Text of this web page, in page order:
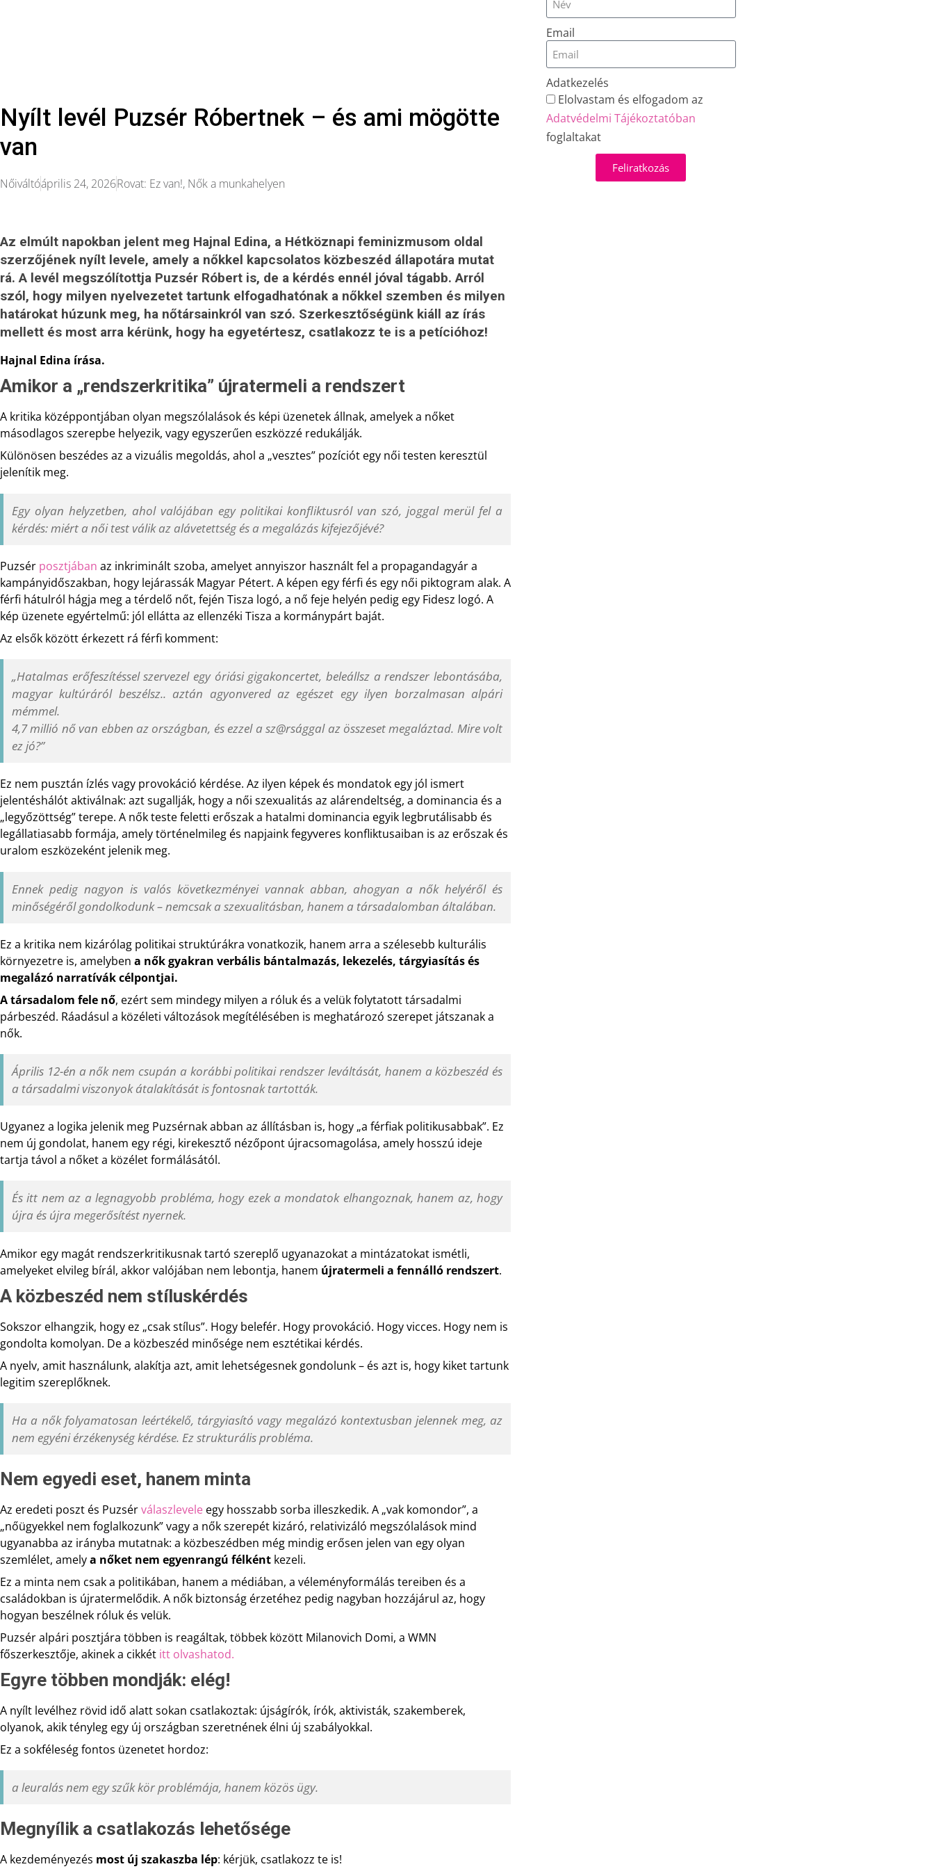
Nyílt levél Puzsér Róbertnek – és ami mögötte
van
Nőiváltóáprilis 24, 2026Rovat: Ez van!, Nők a munkahelyen
Az elmúlt napokban jelent meg Hajnal Edina, a Hétköznapi feminizmusom oldal
szerzőjének nyílt levele, amely a nőkkel kapcsolatos közbeszéd állapotára mutat
rá. A levél megszólítottja Puzsér Róbert is, de a kérdés ennél jóval tágabb. Arról
szól, hogy milyen nyelvezetet tartunk elfogadhatónak a nőkkel szemben és milyen
határokat húzunk meg, ha nőtársainkról van szó. Szerkesztőségünk kiáll az írás
mellett és most arra kérünk, hogy ha egyetértesz, csatlakozz te is a petícióhoz!
Hajnal Edina írása.
Amikor a „rendszerkritika” újratermeli a rendszert
A kritika középpontjában olyan megszólalások és képi üzenetek állnak, amelyek a nőket
másodlagos szerepbe helyezik, vagy egyszerűen eszközzé redukálják.
Különösen beszédes az a vizuális megoldás, ahol a „vesztes” pozíciót egy női testen keresztül
jelenítik meg.
Egy olyan helyzetben, ahol valójában egy politikai konfliktusról van szó, joggal merül fel a
kérdés: miért a női test válik az alávetettség és a megalázás kifejezőjévé?
Puzsér posztjában az inkriminált szoba, amelyet annyiszor használt fel a propagandagyár a
kampányidőszakban, hogy lejárassák Magyar Pétert. A képen egy férfi és egy női piktogram alak. A
férfi hátulról hágja meg a térdelő nőt, fején Tisza logó, a nő feje helyén pedig egy Fidesz logó. A
kép üzenete egyértelmű: jól ellátta az ellenzéki Tisza a kormánypárt baját.
Az elsők között érkezett rá férfi komment:
„Hatalmas erőfeszítéssel szervezel egy óriási gigakoncertet, beleállsz a rendszer lebontásába,
magyar kultúráról beszélsz.. aztán agyonvered az egészet egy ilyen borzalmasan alpári
mémmel.
4,7 millió nő van ebben az országban, és ezzel a sz@rsággal az összeset megaláztad. Mire volt
ez jó?”
Ez nem pusztán ízlés vagy provokáció kérdése. Az ilyen képek és mondatok egy jól ismert
jelentéshálót aktiválnak: azt sugallják, hogy a női szexualitás az alárendeltség, a dominancia és a
„legyőzöttség” terepe. A nők teste feletti erőszak a hatalmi dominancia egyik legbrutálisabb és
legállatiasabb formája, amely történelmileg és napjaink fegyveres konfliktusaiban is az erőszak és
uralom eszközeként jelenik meg.
Ennek pedig nagyon is valós következményei vannak abban, ahogyan a nők helyéről és
minőségéről gondolkodunk – nemcsak a szexualitásban, hanem a társadalomban általában.
Ez a kritika nem kizárólag politikai struktúrákra vonatkozik, hanem arra a szélesebb kulturális
környezetre is, amelyben a nők gyakran verbális bántalmazás, lekezelés, tárgyiasítás és
megalázó narratívák célpontjai.
A társadalom fele nő, ezért sem mindegy milyen a róluk és a velük folytatott társadalmi
párbeszéd. Ráadásul a közéleti változások megítélésében is meghatározó szerepet játszanak a
nők.
Április 12-én a nők nem csupán a korábbi politikai rendszer leváltását, hanem a közbeszéd és
a társadalmi viszonyok átalakítását is fontosnak tartották.
Ugyanez a logika jelenik meg Puzsérnak abban az állításban is, hogy „a férfiak politikusabbak”. Ez
nem új gondolat, hanem egy régi, kirekesztő nézőpont újracsomagolása, amely hosszú ideje
tartja távol a nőket a közélet formálásától.
És itt nem az a legnagyobb probléma, hogy ezek a mondatok elhangoznak, hanem az, hogy
újra és újra megerősítést nyernek.
Amikor egy magát rendszerkritikusnak tartó szereplő ugyanazokat a mintázatokat ismétli,
amelyeket elvileg bírál, akkor valójában nem lebontja, hanem újratermeli a fennálló rendszert.
A közbeszéd nem stíluskérdés
Sokszor elhangzik, hogy ez „csak stílus”. Hogy belefér. Hogy provokáció. Hogy vicces. Hogy nem is
gondolta komolyan. De a közbeszéd minősége nem esztétikai kérdés.
A nyelv, amit használunk, alakítja azt, amit lehetségesnek gondolunk – és azt is, hogy kiket tartunk
legitim szereplőknek.
Ha a nők folyamatosan leértékelő, tárgyiasító vagy megalázó kontextusban jelennek meg, az
nem egyéni érzékenység kérdése. Ez strukturális probléma.
Nem egyedi eset, hanem minta
Az eredeti poszt és Puzsérválaszlevele egy hosszabb sorba illeszkedik. A „vak komondor”, a
„nőügyekkel nem foglalkozunk” vagy a nők szerepét kizáró, relativizáló megszólalások mind
ugyanabba az irányba mutatnak: a közbeszédben még mindig erősen jelen van egy olyan
szemlélet, amelya nőket nem egyenrangú félként kezeli.
Ez a minta nem csak a politikában, hanem a médiában, a véleményformálás tereiben és a
családokban is újratermelődik. A nők biztonság érzetéhez pedig nagyban hozzájárul az, hogy
hogyan beszélnek róluk és velük.
Puzsér alpári posztjára többen is reagáltak, többek között Milanovich Domi, a WMN
főszerkesztője, akinek a cikkét itt olvashatod.
Egyre többen mondják: elég!
A nyílt levélhez rövid idő alatt sokan csatlakoztak: újságírók, írók, aktivisták, szakemberek,
olyanok, akik tényleg egy új országban szeretnének élni új szabályokkal.
Ez a sokféleség fontos üzenetet hordoz:
a leuralás nem egy szűk kör problémája, hanem közös ügy.
Megnyílik a csatlakozás lehetősége
A kezdeményezés most új szakaszba lép: kérjük, csatlakozz te is!
Email
Adatkezelés
Elolvastam és elfogadom az
Adatvédelmi Tájékoztatóban
foglaltakat
Feliratkozás